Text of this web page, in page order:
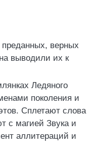
верных
выводили их к
Ледяного
поколения и
Сплетают слова
с магией Звука и
аллитераций и